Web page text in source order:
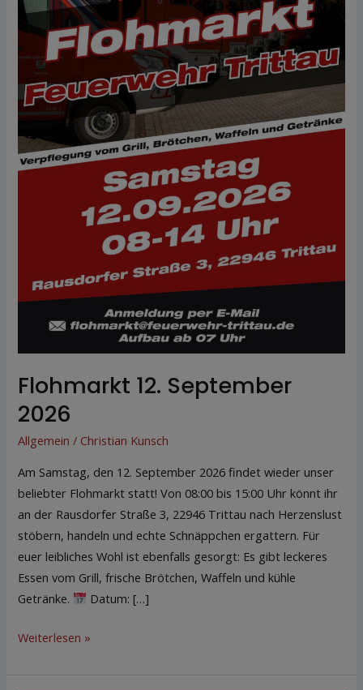
Flohmarkt 12. September
2026
Allgemein / Christian Kunsch
Am Samstag, den 12. September 2026 findet wieder unser
beliebter Flohmarkt statt! Von 08:00 bis 15:00 Uhr könnt ihr
an der Rausdorfer Straße 3, 22946 Trittau nach Herzenslust
stöbern, handeln und echte Schnäppchen ergattern. Für
euer leibliches Wohl ist ebenfalls gesorgt: Es gibt leckeres
Essen vom Grill, frische Brötchen, Waffeln und kühle
Getränke.
Datum: […]
Weiterlesen »